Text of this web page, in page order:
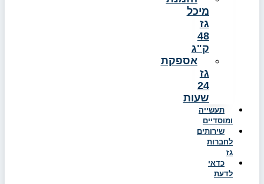
מיכל
גז
48
ק"ג
אספקת
גז
24
שעות
תעשייה
ומוסדיים
שירותים
לחברות
גז
כדאי
לדעת